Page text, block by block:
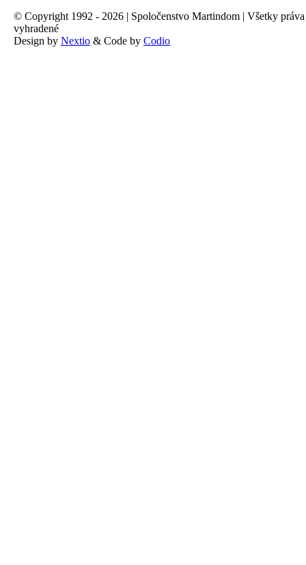
© Copyright 1992 - 2026 | Spoločenstvo Martindom | Všetky práva
vyhradené
Design by Nextio & Code by Codio